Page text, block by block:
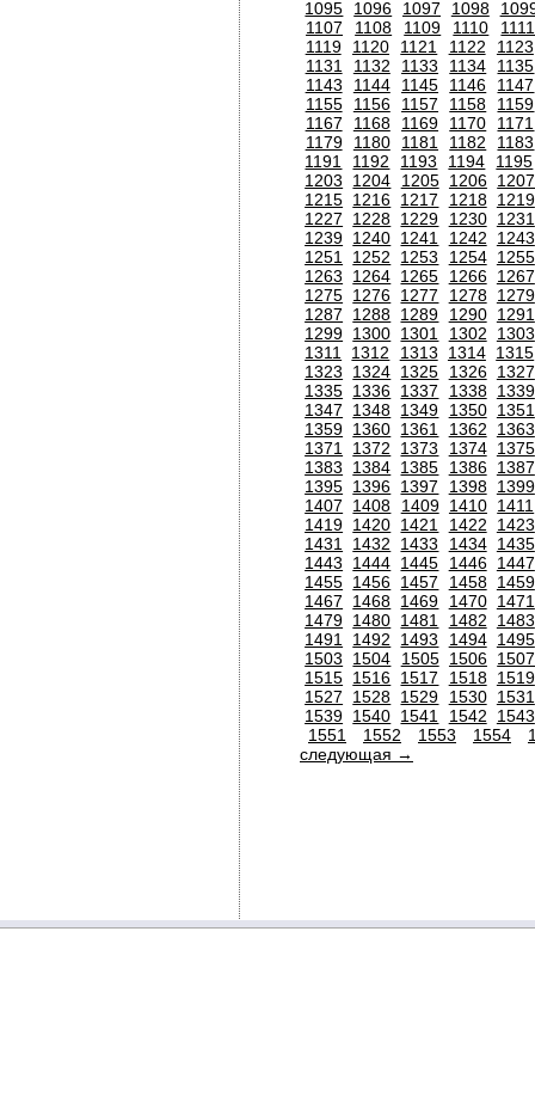
1095
1096 1097 1098
1107
1108 1109 1110
1111
1119
1120 1121 1122
1123
1131
1132 1133 1134
1135
1143
1144 1145 1146
1147
1155
1156 1157 1158
1159
1167
1168 1169 1170
1171
1179
1180 1181 1182
1183
1191
1192 1193 1194
1195
1203
1204 1205 1206 1207
1215 1216 1217 1218 1219
1227
1228 1229 1230 1231
1239 1240 1241 1242
1243
1251
1252 1253 1254 1255
1263
1264 1265 1266 1267
1275 1276 1277 1278 1279
1287
1288 1289 1290 1291
1299 1300 1301 1302
1303
1311
1312 1313 1314 1315
1323
1324 1325 1326 1327
1335 1336 1337 1338 1339
1347
1348 1349 1350 1351
1359 1360 1361 1362
1363
1371
1372 1373 1374 1375
1383
1384 1385 1386 1387
1395 1396 1397 1398 1399
1407
1408 1409 1410 1411
1419 1420 1421 1422
1423
1431
1432 1433 1434 1435
1443
1444 1445 1446 1447
1455 1456 1457 1458 1459
1467
1468 1469 1470 1471
1479 1480 1481 1482
1483
1491
1492 1493 1494 1495
1503
1504 1505 1506 1507
1515 1516 1517 1518 1519
1527
1528 1529 1530 1531
1539 1540 1541 1542
1543
1551
1552 1553 1554
следующая →